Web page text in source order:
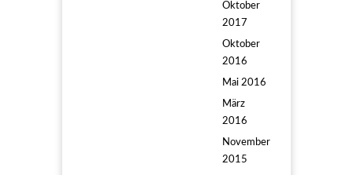
Oktober
2017
Oktober
2016
Mai 2016
März
2016
November
2015